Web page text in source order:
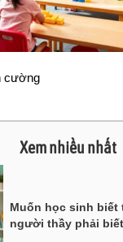
cường
Xem nhiều nhất
Muốn học sinh
người thầy phải